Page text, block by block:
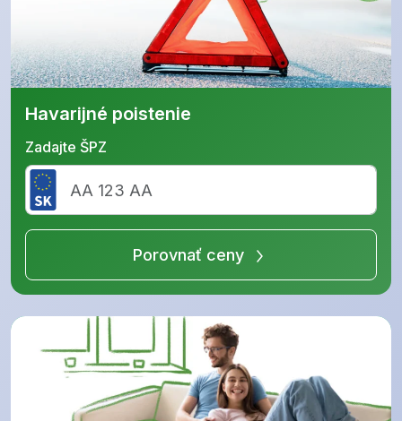
Havarijné poistenie
Zadajte ŠPZ
Porovnať ceny